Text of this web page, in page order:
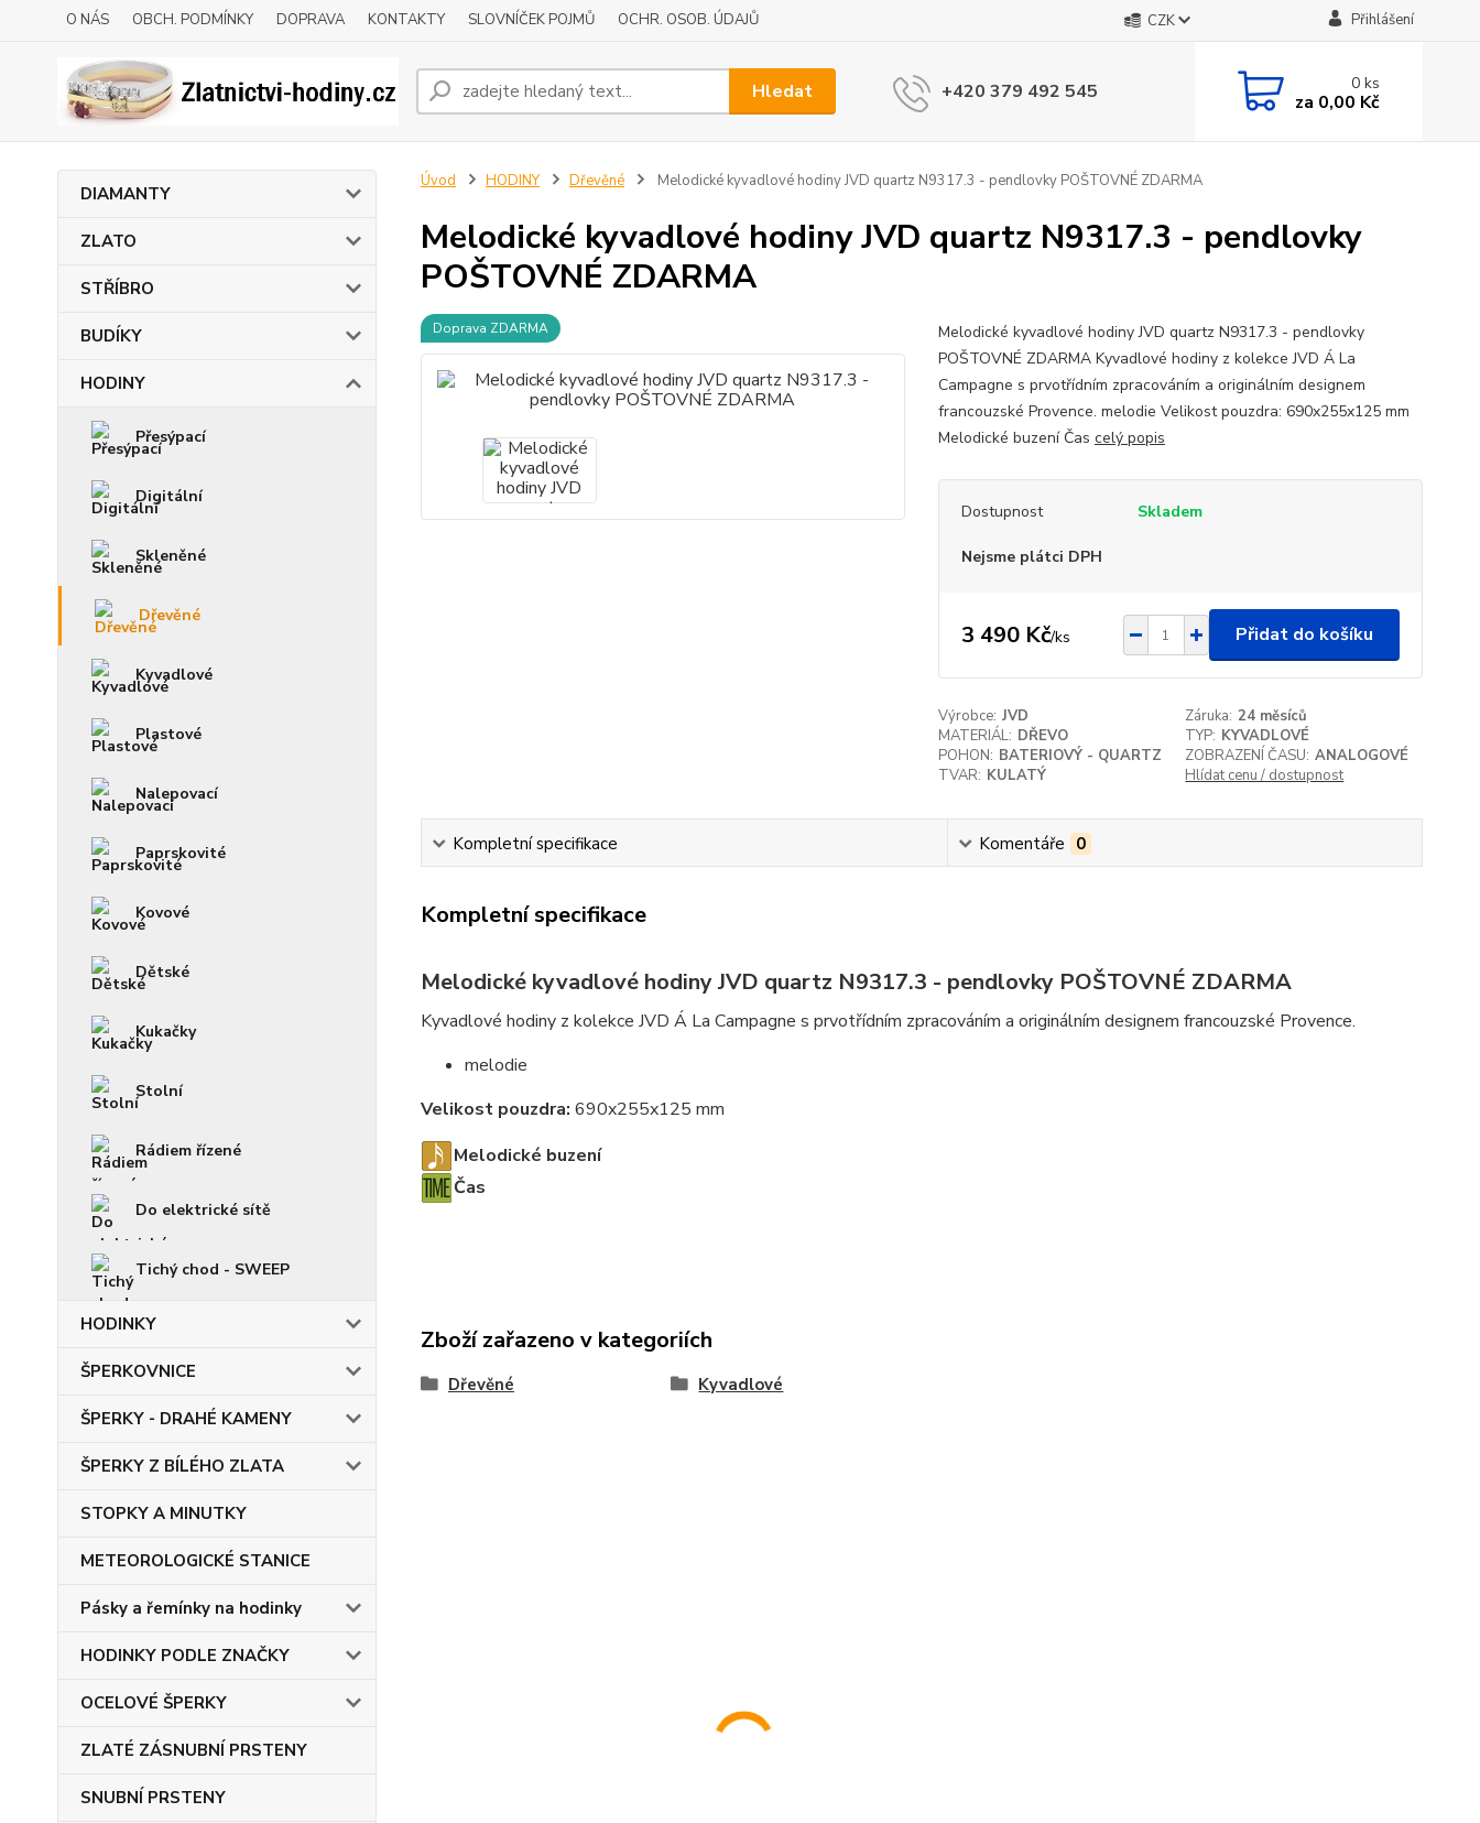
O NÁS OBCH. PODMÍNKY DOPRAVA KONTAKTY SLOVNÍČEK POJMŮ OCHR. OSOB. ÚDAJŮ CZK Přihlášení
Hledat +420 379 492 545 0ks
za 0,00 Kč
DIAMANTY
ZLATO
STŘÍBRO
BUDÍKY
HODINY
Přesýpací
Digitální
Skleněné
Dřevěné
Kyvadlové
Plastové
Nalepovací
Paprskovité
Kovové
Dětské
Kukačky
Stolní
Rádiem řízené
Do elektrické sítě
Tichý chod - SWEEP
HODINKY
ŠPERKOVNICE
ŠPERKY - DRAHÉ KAMENY
ŠPERKY Z BÍLÉHO ZLATA
STOPKY A MINUTKY
METEOROLOGICKÉ STANICE
Pásky a řemínky na hodinky
HODINKY PODLE ZNAČKY
OCELOVÉ ŠPERKY
ZLATÉ ZÁSNUBNÍ PRSTENY
SNUBNÍ PRSTENY
Úvod HODINY Dřevěné Melodické kyvadlové hodiny JVD quartz N9317.3 - pendlovky POŠTOVNÉ ZDARMA
Melodické kyvadlové hodiny JVD quartz N9317.3 - pendlovky
POŠTOVNÉ ZDARMA
Doprava ZDARMA
Melodické kyvadlové hodiny JVD quartz N9317.3 - pendlovky
POŠTOVNÉ ZDARMA Kyvadlové hodiny z kolekce JVD Á La
Campagne s prvotřídním zpracováním a originálním designem
francouzské Provence. melodie Velikost pouzdra: 690x255x125 mm
Melodické buzení Čas celý popis
Dostupnost Skladem
Nejsme plátci DPH
3 490 Kč/ks Přidat do košíku
Výrobce: JVD Záruka: 24 měsíců
MATERIÁL: DŘEVO TYP: KYVADLOVÉ
POHON: BATERIOVÝ - QUARTZ ZOBRAZENÍ ČASU: ANALOGOVÉ
TVAR: KULATÝ Hlídat cenu / dostupnost
Kompletní specifikace Komentáře 0
Kompletní specifikace
Melodické kyvadlové hodiny JVD quartz N9317.3 - pendlovky POŠTOVNÉ ZDARMA
Kyvadlové hodiny z kolekce JVD Á La Campagne s prvotřídním zpracováním a originálním designem francouzské Provence.
melodie
Velikost pouzdra: 690x255x125 mm
Melodické buzení
Čas
Zboží zařazeno v kategoriích
Dřevěné Kyvadlové